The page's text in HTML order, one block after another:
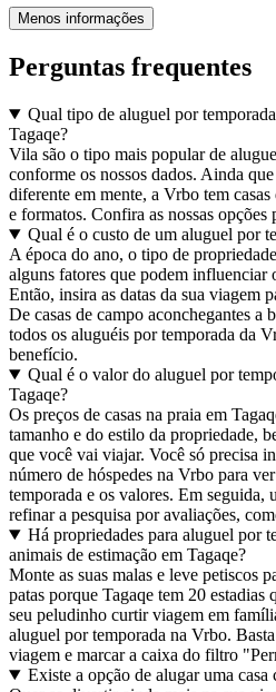
Menos informações
Perguntas frequentes
Qual tipo de aluguel por
Tagaqe?
Vila são o tipo mais popular de
conforme os nossos dados. Ainda
diferente em mente, a Vrbo tem
e formatos. Confira as nossas opções
Qual é o custo de um aluguel por
A época do ano, o tipo de
alguns fatores que podem influenciar
Então, insira as datas da sua viagem
De casas de campo aconchegantes a
todos os aluguéis por temporada da
benefício.
Qual é o valor do aluguel por
Tagaqe?
Os preços de casas na praia em
tamanho e do estilo da propriedade,
que você vai viajar. Você só precisa
número de hóspedes na Vrbo para
temporada e os valores. Em seguida,
refinar a pesquisa por avaliações,
Há propriedades para aluguel por
animais de estimação em Tagaqe?
Monte as suas malas e leve petiscos
patas porque Tagaqe tem 20
seu peludinho curtir viagem em
aluguel por temporada na Vrbo.
viagem e marcar a caixa do filtro
Existe a opção de alugar uma casa